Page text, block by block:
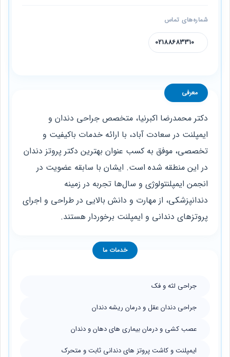
شماره‌های تماس
02188683310
معرفی
دکتر محمدرضا اکبرنیا، متخصص جراحی دندان و
ایمپلنت در سعادت آباد، با ارائه خدمات باکیفیت و
تخصصی، موفق به کسب عنوان بهترین دکتر پروتز دندان
در این منطقه شده است. ایشان با سابقه عضویت در
انجمن ایمپلنتولوژی و سال‌ها تجربه در زمینه
دندانپزشکی، از مهارت و دانش بالایی در طراحی و اجرای
پروتزهای دندانی و ایمپلنت برخوردار هستند.
خدمات ما
جراحی لثه و فک
جراحی دندان عقل و درمان ریشه دندان
عصب کشی و درمان بیماری های دهان و دندان
ایمپلنت و کاشت پروتز های دندانی ثابت و متحرک